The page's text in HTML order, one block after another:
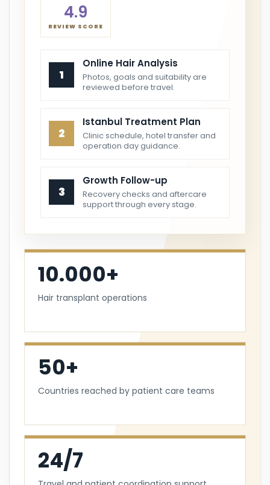
4.9
REVIEW SCORE
1
Online Hair Analysis
Photos, goals and suitability are
reviewed before travel.
2
Istanbul Treatment Plan
Clinic schedule, hotel transfer and
operation day guidance.
3
Growth Follow-up
Recovery checks and aftercare
support through every stage.
10.000+
Hair transplant operations
50+
Countries reached by patient care teams
24/7